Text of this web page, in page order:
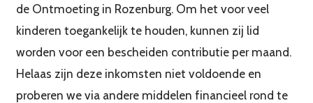
de Ontmoeting in Rozenburg. Om het voor veel
kinderen toegankelijk te houden, kunnen zij lid
worden voor een bescheiden contributie per maand.
Helaas zijn deze inkomsten niet voldoende en
proberen we via andere middelen financieel rond te